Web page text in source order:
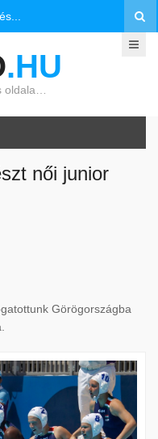
.HU
oldala…
női junior
Görögországba